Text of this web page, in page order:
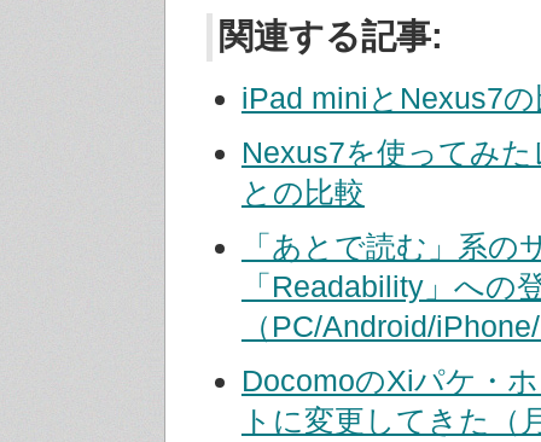
関連する記事:
iPad miniとNexus7
Nexus7を使ってみ
との比較
「あとで読む」系の
「Readability」への
（PC/Android/
DocomoのXiパケ・
トに変更してきた（